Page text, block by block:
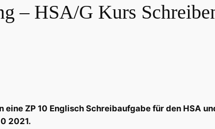
– HSA/G Kurs
ZP 10 Englisch Schreibaufgabe für den HSA
2021.